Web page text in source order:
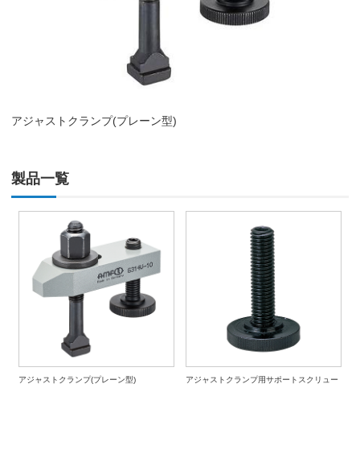
アジャストクランプ(プレーン型)
製品一覧
アジャストクランプ(プレーン型) アジャストクランプ用サポートスクリュー